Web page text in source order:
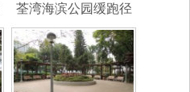
荃湾海滨公园缓跑径